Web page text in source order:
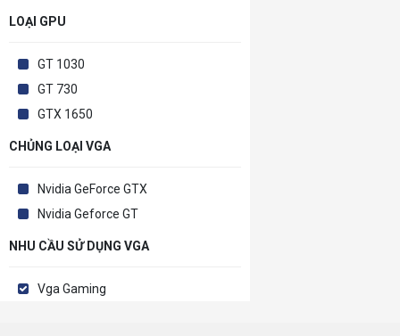
LOẠI GPU
GT 1030
GT 730
GTX 1650
CHỦNG LOẠI VGA
Nvidia GeForce GTX
Nvidia Geforce GT
NHU CẦU SỬ DỤNG VGA
Vga Gaming